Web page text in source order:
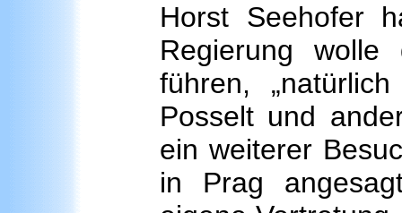
Horst Seehofer
Regierung wolle
führen,
Posselt und
ein weiterer
in Prag